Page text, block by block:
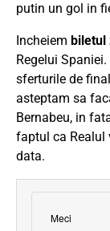
putin un gol in
Incheiem biletul
Regelui
sferturile de
asteptam sa
Bernabeu, in
faptul ca Realul
data.
Meci